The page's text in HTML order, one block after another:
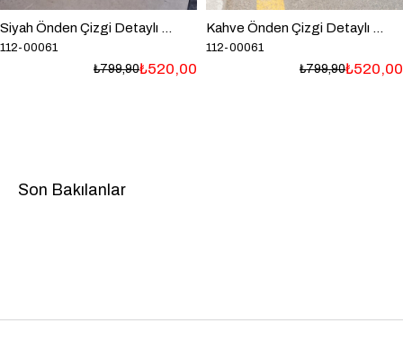
Siyah Önden Çizgi Detaylı Füzo Tayt
112-00061
₺520,00
₺799,90
Kahve Önden Çizgi Detaylı Füzo Tayt
112-00061
₺520,00
₺799,90
Son Bakılanlar